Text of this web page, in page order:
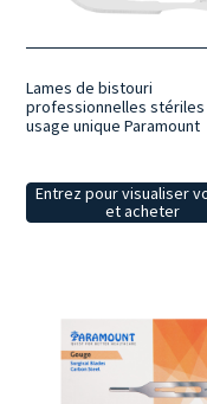
Lames de bistouri
professionnelles stériles
usage unique Paramount
Entrez pour visualiser
et acheter